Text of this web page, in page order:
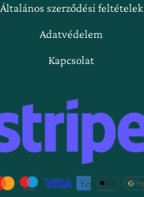
Általános szerződési feltételek
Adatvédelem
Kapcsolat